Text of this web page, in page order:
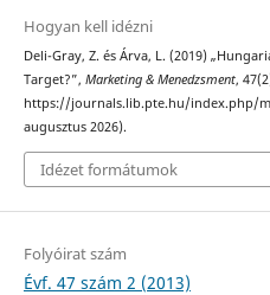
Hogyan kell idézni
Deli-Gray, Z. és Árva, L. (2019)
Target?”, Marketing & Menedzsment,
https://journals.lib.pte.hu/index.php/
augusztus 2026).
Idézet formátumok
Folyóirat szám
Évf. 47 szám 2 (2013)